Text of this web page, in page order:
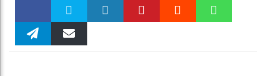
Faceboo Twitter